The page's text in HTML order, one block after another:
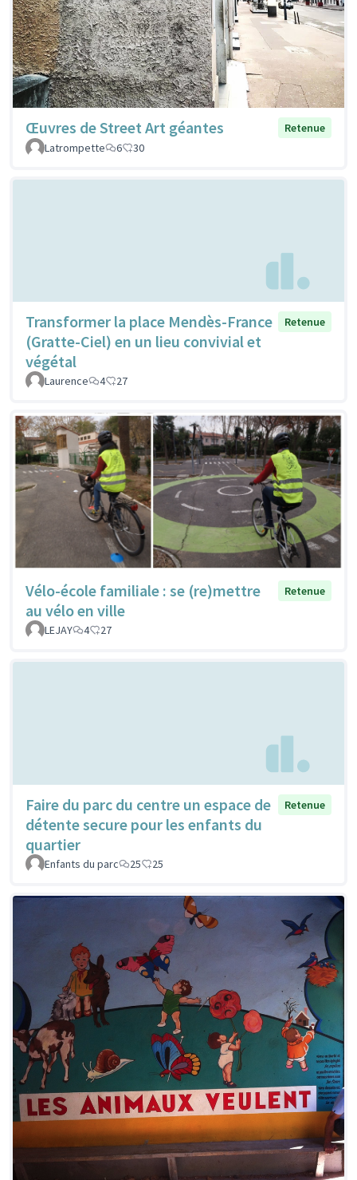
Œuvres de Street Art géantes
Retenue
Latrompette
6 30
Transformer la place Mendès-France
(Gratte-Ciel) en un lieu convivial et
végétal
Retenue
Laurence 4 27
Vélo-école familiale : se (re)mettre
au vélo en ville
Retenue
LEJAY 4 27
Faire du parc du centre un espace de
détente secure pour les enfants du
quartier
Retenue
Enfants du parc 25 25